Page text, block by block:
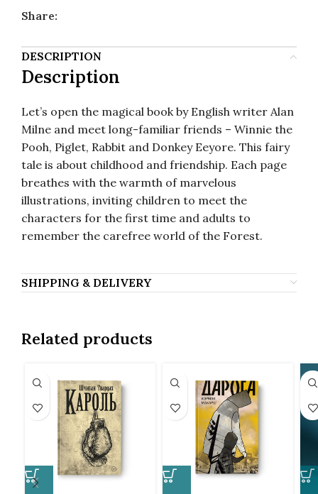
Share:
DESCRIPTION
Description
Let’s open the magical book by English writer Alan
Milne and meet long-familiar friends – Winnie the
Pooh, Piglet, Rabbit and Donkey Eeyore. This fairy
tale is about childhood and friendship. Each page
breathes with the warmth of marvelous
illustrations, inviting children to meet the
characters for the first time and adults to
remember the carefree world of the Forest.
SHIPPING & DELIVERY
Related products